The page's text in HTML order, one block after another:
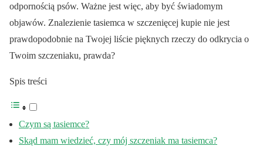
odpornością psów. Ważne jest więc, aby być świadomym
objawów. Znalezienie tasiemca w szczenięcej kupie nie jest
prawdopodobnie na Twojej liście pięknych rzeczy do odkrycia o
Twoim szczeniaku, prawda?
Spis treści
Czym są tasiemce?
Skąd mam wiedzieć, czy mój szczeniak ma tasiemca?